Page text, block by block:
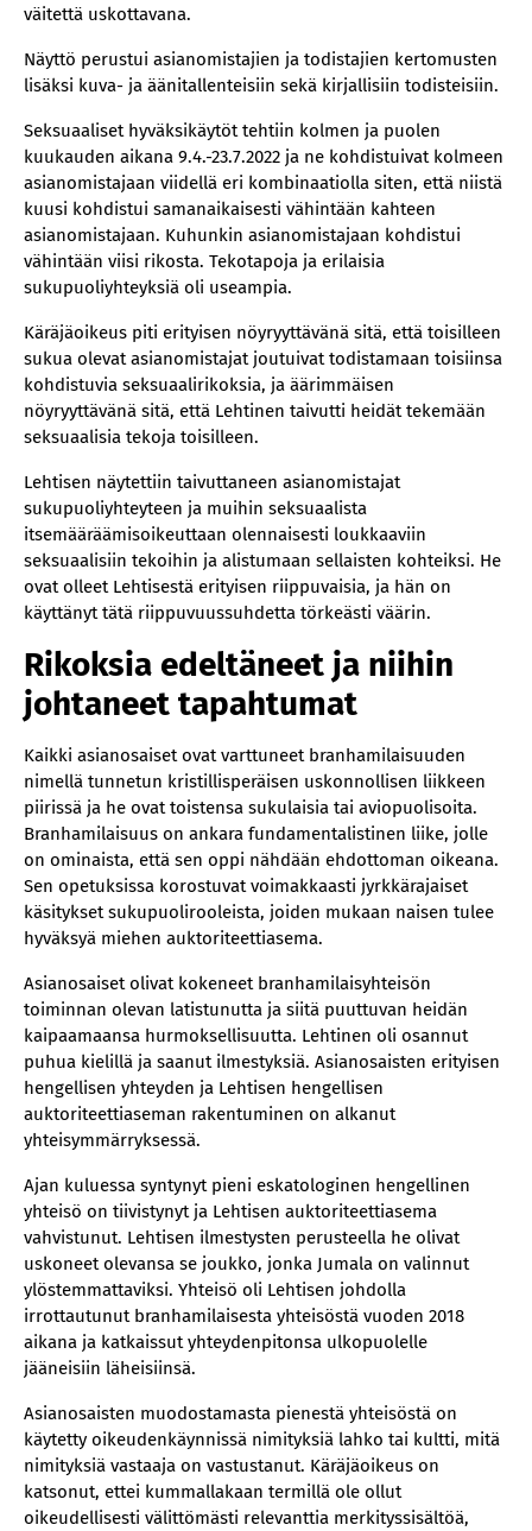
väitettä uskottavana.
Näyttö perustui asianomistajien ja todistajien kertomusten
lisäksi kuva- ja äänitallenteisiin sekä kirjallisiin todisteisiin.
Seksuaaliset hyväksikäytöt tehtiin kolmen ja puolen
kuukauden aikana 9.4.-23.7.2022 ja ne kohdistuivat kolmeen
asianomistajaan viidellä eri kombinaatiolla siten, että niistä
kuusi kohdistui samanaikaisesti vähintään kahteen
asianomistajaan. Kuhunkin asianomistajaan kohdistui
vähintään viisi rikosta. Tekotapoja ja erilaisia
sukupuoliyhteyksiä oli useampia.
Käräjäoikeus piti erityisen nöyryyttävänä sitä, että toisilleen
sukua olevat asianomistajat joutuivat todistamaan toisiinsa
kohdistuvia seksuaalirikoksia, ja äärimmäisen
nöyryyttävänä sitä, että Lehtinen taivutti heidät tekemään
seksuaalisia tekoja toisilleen.
Lehtisen näytettiin taivuttaneen asianomistajat
sukupuoliyhteyteen ja muihin seksuaalista
itsemääräämisoikeuttaan olennaisesti loukkaaviin
seksuaalisiin tekoihin ja alistumaan sellaisten kohteiksi. He
ovat olleet Lehtisestä erityisen riippuvaisia, ja hän on
käyttänyt tätä riippuvuussuhdetta törkeästi väärin.
Rikoksia edeltäneet ja niihin
johtaneet tapahtumat
​Kaikki asianosaiset ovat varttuneet branhamilaisuuden
nimellä tunnetun kristillisperäisen uskonnollisen liikkeen
piirissä ja he ovat toistensa sukulaisia tai aviopuolisoita.
Branhamilaisuus on ankara fundamentalistinen liike, jolle
on ominaista, että sen oppi nähdään ehdottoman oikeana.
Sen opetuksissa korostuvat voimakkaasti jyrkkärajaiset
käsitykset sukupuolirooleista, joiden mukaan naisen tulee
hyväksyä miehen auktoriteettiasema.
Asianosaiset olivat kokeneet branhamilaisyhteisön
toiminnan olevan latistunutta ja siitä puuttuvan heidän
kaipaamaansa hurmoksellisuutta. Lehtinen oli osannut
puhua kielillä ja saanut ilmestyksiä. Asianosaisten erityisen
hengellisen yhteyden ja Lehtisen hengellisen
auktoriteettiaseman rakentuminen on alkanut
yhteisymmärryksessä.
Ajan kuluessa syntynyt pieni eskatologinen hengellinen
yhteisö on tiivistynyt ja Lehtisen auktoriteettiasema
vahvistunut. Lehtisen ilmestysten perusteella he olivat
uskoneet olevansa se joukko, jonka Jumala on valinnut
ylöstemmattaviksi. Yhteisö oli Lehtisen johdolla
irrottautunut branhamilaisesta yhteisöstä vuoden 2018
aikana ja katkaissut yhteydenpitonsa ulkopuolelle
jääneisiin läheisiinsä.
Asianosaisten muodostamasta pienestä yhteisöstä on
käytetty oikeudenkäynnissä nimityksiä lahko tai kultti, mitä
nimityksiä vastaaja on vastustanut. Käräjäoikeus on
katsonut, ettei kummallakaan termillä ole ollut
oikeudellisesti välittömästi relevanttia merkityssisältöä,